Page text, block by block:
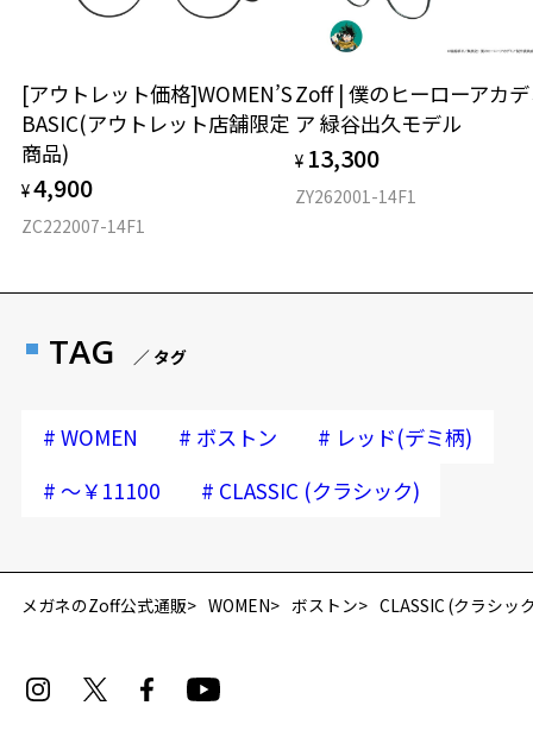
[アウトレット価格]WOMEN’S
BASIC(アウトレット店舗限定
商品)
¥4,900
ZC222007-14F1
Zoff | 僕のヒーローアカ
ア 緑谷出久モデル
¥ 13,300
ZY262001-14F1
TAG ／ タグ
# WOMEN # ボストン # レッド(デミ柄)
# ～￥11100 # CLASSIC (クラシック)
メガネのZoff公式通販 WOMEN ボストン CLASSIC (クラシッ